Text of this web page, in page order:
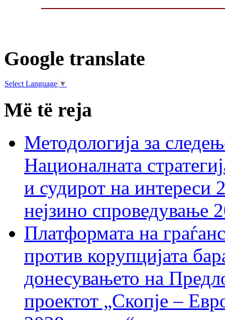
Google translate
Select Language ▼
Më të reja
Методологија за
Националната
и судирот на интереси
нејзино спроведување
Платформата на
против корупцијата
донесувањето на
проектот „Скопје –